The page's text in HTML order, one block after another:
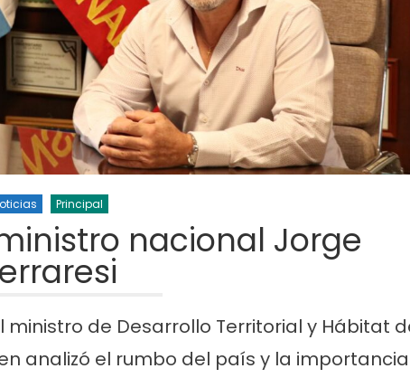
Principal
nacional Jorge
ministro de Desarrollo Territorial y Hábitat
analizó el rumbo del país y la importancia